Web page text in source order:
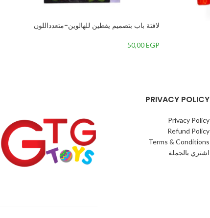
لافتة باب بتصميم يقطين للهالوين-متعدداللون
50,00EGP
PRIVACY POLICY
Privacy Policy
Refund Policy
Terms & Conditions
اشتري بالجملة